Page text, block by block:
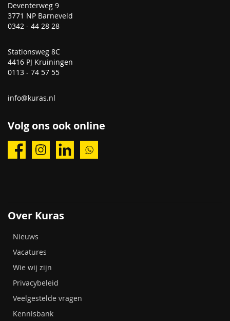
Deventerweg 9
3771 NP Barneveld
0342 - 44 28 28
Stationsweg 8C
4416 PJ Kruiningen
0113 - 74 57 55
info@kuras.nl
Volg ons ook online
Over Kuras
Nieuws
Vacatures
Wie wij zijn
Privacybeleid
Veelgestelde vragen
Kennisbank